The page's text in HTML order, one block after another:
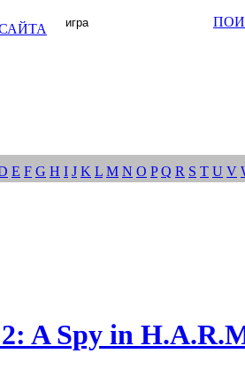
E F G H I J K L M N O P Q R S T U V
A Spy in